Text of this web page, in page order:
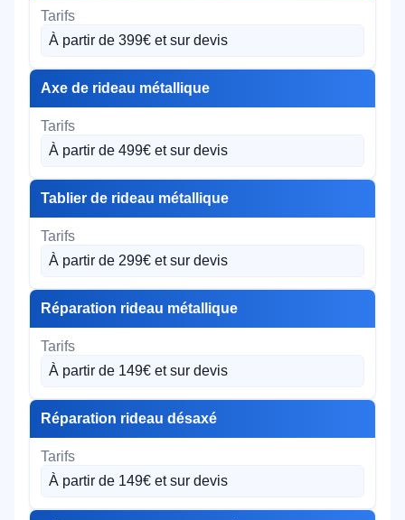
À partir de 399€ et sur devis
Axe de rideau métallique
À partir de 499€ et sur devis
Tablier de rideau métallique
À partir de 299€ et sur devis
Réparation rideau métallique
À partir de 149€ et sur devis
Réparation rideau désaxé
À partir de 149€ et sur devis